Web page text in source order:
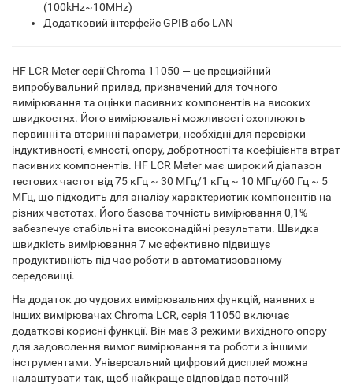
(100kHz~10MHz)
Додатковий інтерфейс GPIB або LAN
HF LCR Meter серії Chroma 11050 — це прецизійний
випробувальний прилад, призначений для точного
вимірювання та оцінки пасивних компонентів на високих
швидкостях. Його вимірювальні можливості охоплюють
первинні та вторинні параметри, необхідні для перевірки
індуктивності, ємності, опору, добротності та коефіцієнта втрат
пасивних компонентів. HF LCR Meter має широкий діапазон
тестових частот від 75 кГц ~ 30 МГц/1 кГц ~ 10 МГц/60 Гц ~ 5
МГц, що підходить для аналізу характеристик компонентів на
різних частотах. Його базова точність вимірювання 0,1%
забезпечує стабільні та високонадійні результати. Швидка
швидкість вимірювання 7 мс ефективно підвищує
продуктивність під час роботи в автоматизованому
середовищі.
На додаток до чудових вимірювальних функцій, наявних в
інших вимірювачах Chroma LCR, серія 11050 включає
додаткові корисні функції. Він має 3 режими вихідного опору
для задоволення вимог вимірювання та роботи з іншими
інструментами. Універсальний цифровий дисплей можна
налаштувати так, щоб найкраще відповідав поточній